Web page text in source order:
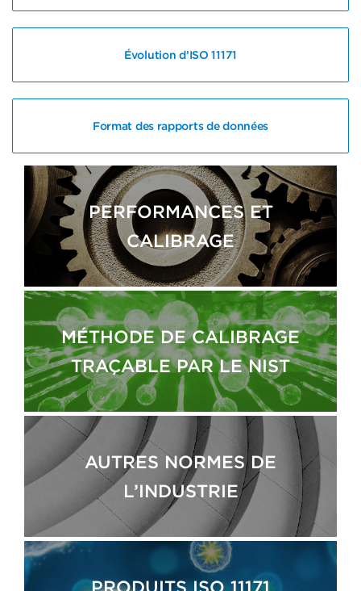
Évolution d’ISO 11171
Format des rapports de données
PERFORMANCES ET
CALIBRAGE
MÉTHODE DE CALIBRAGE
TRAÇABLE PAR LE NIST
AUTRES NORMES DE
L’INDUSTRIE